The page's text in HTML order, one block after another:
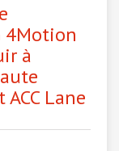
4Motion
à
Lane